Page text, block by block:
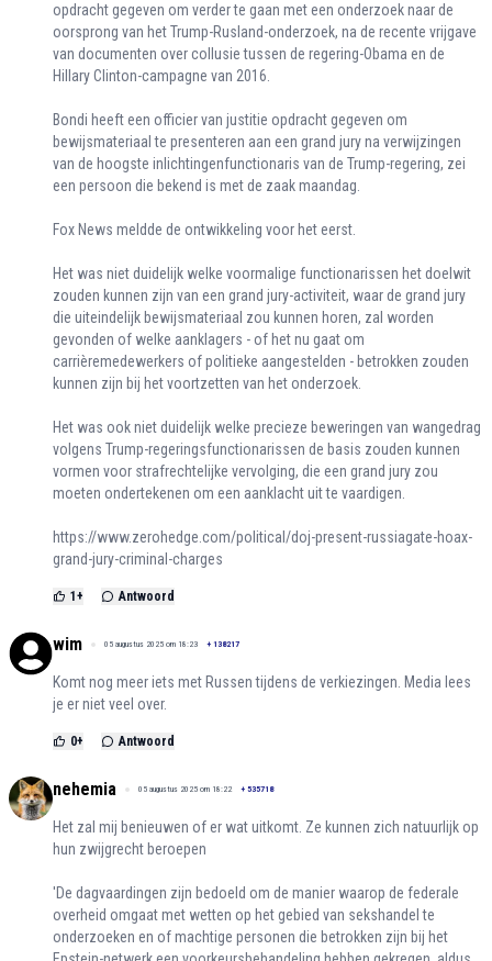
opdracht gegeven om verder te gaan met een onderzoek naar de
oorsprong van het Trump-Rusland-onderzoek, na de recente vrijgave
van documenten over collusie tussen de regering-Obama en de
Hillary Clinton-campagne van 2016.
Bondi heeft een officier van justitie opdracht gegeven om
bewijsmateriaal te presenteren aan een grand jury na verwijzingen
van de hoogste inlichtingenfunctionaris van de Trump-regering, zei
een persoon die bekend is met de zaak maandag.
Fox News meldde de ontwikkeling voor het eerst.
Het was niet duidelijk welke voormalige functionarissen het doelwit
zouden kunnen zijn van een grand jury-activiteit, waar de grand jury
die uiteindelijk bewijsmateriaal zou kunnen horen, zal worden
gevonden of welke aanklagers - of het nu gaat om
carrièremedewerkers of politieke aangestelden - betrokken zouden
kunnen zijn bij het voortzetten van het onderzoek.
Het was ook niet duidelijk welke precieze beweringen van wangedrag
volgens Trump-regeringsfunctionarissen de basis zouden kunnen
vormen voor strafrechtelijke vervolging, die een grand jury zou
moeten ondertekenen om een aanklacht uit te vaardigen.
https://www.zerohedge.com/political/doj-present-russiagate-hoax-
grand-jury-criminal-charges
1 + Antwoord
wim 05 augustus 2025 om 18:23 + 138217
Komt nog meer iets met Russen tijdens de verkiezingen. Media lees
je er niet veel over.
0+ Antwoord
nehemia 05 augustus 2025 om 18:22 + 535718
Het zal mij benieuwen of er wat uitkomt. Ze kunnen zich natuurlijk op
hun zwijgrecht beroepen
'De dagvaardingen zijn bedoeld om de manier waarop de federale
overheid omgaat met wetten op het gebied van sekshandel te
onderzoeken en of machtige personen die betrokken zijn bij het